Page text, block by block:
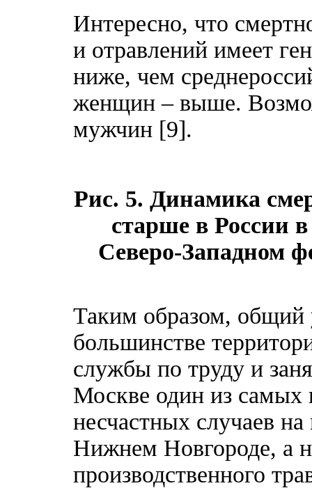
Интересно, что
и отравлений имеет
ниже, чем
женщин – выше.
мужчин [9].
Рис. 5. Динамика
старше в России
Северо-Западном
Таким образом, общий
большинстве
службы по труду и
Москве один из самых
несчастных случаев
Нижнем Новгороде, а
производственного